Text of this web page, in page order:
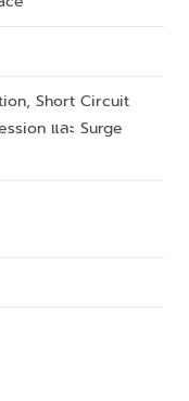
Short Circuit
และ Surge